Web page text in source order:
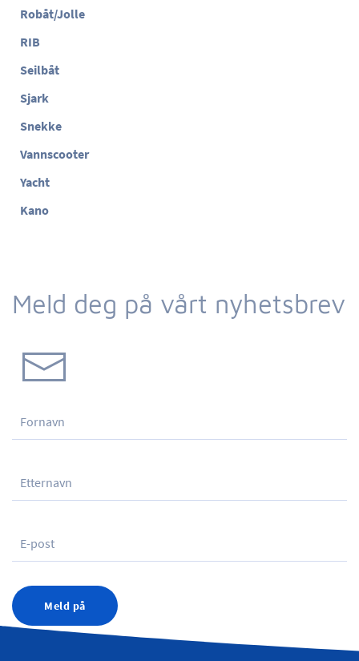
Robåt/Jolle
RIB
Seilbåt
Sjark
Snekke
Vannscooter
Yacht
Kano
Meld deg på vårt nyhetsbrev
Meld på